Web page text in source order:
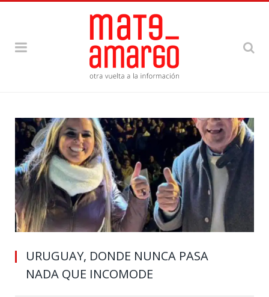
URUGUAY, DONDE NUNCA PASA
NADA QUE INCOMODE